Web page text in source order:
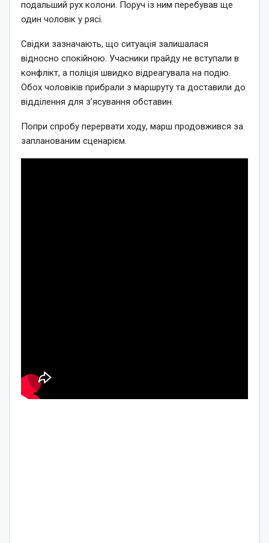
подальший рух колони. Поруч із ним перебував ще
один чоловік у рясі.
Свідки зазначають, що ситуація залишалася
відносно спокійною. Учасники прайду не вступали в
конфлікт, а поліція швидко відреагувала на подію.
Обох чоловіків прибрали з маршруту та доставили до
відділення для з’ясування обставин.
Попри спробу перервати ходу, марш продовжився за
запланованим сценарієм.